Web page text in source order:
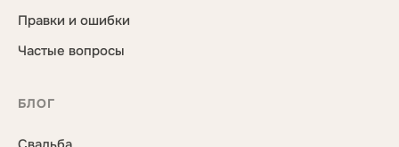
Правки и ошибки
Частые вопросы
БЛОГ